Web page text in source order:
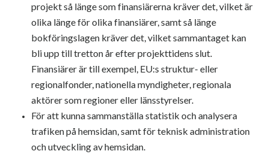
projekt så länge som finansiärerna kräver det, vilket är
olika länge för olika finansiärer, samt så länge
bokföringslagen kräver det, vilket sammantaget kan
bli upp till tretton år efter projekttidens slut.
Finansiärer är till exempel, EU:s struktur- eller
regionalfonder, nationella myndigheter, regionala
aktörer som regioner eller länsstyrelser.
För att kunna sammanställa statistik och analysera
trafiken på hemsidan, samt för teknisk administration
och utveckling av hemsidan.